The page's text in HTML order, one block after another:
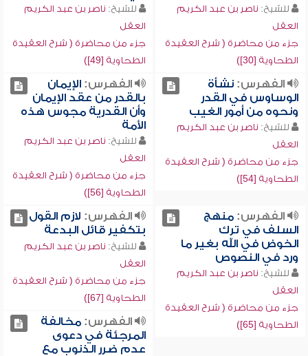
للشيخ: ناصر بن عبد الكريم
العقل
جزء من محاضرة ( شرح العقيدة
الطحاوية [30])
للشيخ: ناصر بن عبد الكريم
العقل
جزء من محاضرة ( شرح العقيدة
الطحاوية [49])
الفهرس:نشأة
الوساوس في القدر
ونحوه من أمور الغيب
للشيخ: ناصر بن عبد الكريم
العقل
جزء من محاضرة ( شرح العقيدة
الطحاوية [54])
الفهرس:الإيمان
بالقدر من عقد الإيمان
وأن القدرية مجوس هذه
الأمة
للشيخ: ناصر بن عبد الكريم
العقل
جزء من محاضرة ( شرح العقيدة
الطحاوية [56])
الفهرس:منهج
السلف في ترك
الخوض في الله بغير ما
ورد في النصوص
للشيخ: ناصر بن عبد الكريم
العقل
جزء من محاضرة ( شرح العقيدة
الطحاوية [65])
الفهرس: لازم القول
بتكفير قائل البدعة
للشيخ: ناصر بن عبد الكريم
العقل
جزء من محاضرة ( شرح العقيدة
الطحاوية [67])
الفهرس:مخالفة
المرجئة في دعوى
عدم ضرر الذنوب مع